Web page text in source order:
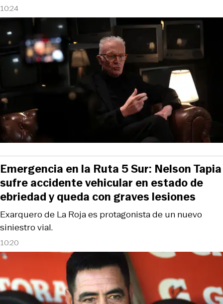
10:24
10:20
Exarquero de La Roja es protagonista de un nuevo
siniestro vial.
Emergencia en la Ruta 5 Sur: Nelson Tapia
sufre accidente vehicular en estado de
ebriedad y queda con graves lesiones